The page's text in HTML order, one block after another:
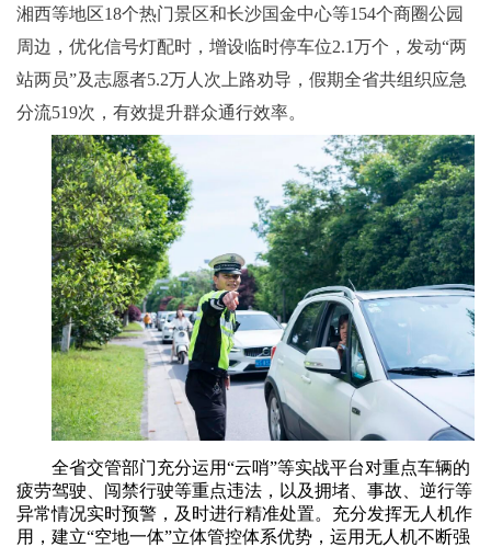
湘西等地区18个热门景区和长沙国金中心等154个商圈公园
周边，优化信号灯配时，增设临时停车位2.1万个，发动“两
站两员”及志愿者5.2万人次上路劝导，假期全省共组织应急
分流519次，有效提升群众通行效率。
全省交管部门充分运用“云哨”等实战平台对重点车辆的
疲劳驾驶、闯禁行驶等重点违法，以及拥堵、事故、逆行等
异常情况实时预警，及时进行精准处置。充分发挥无人机作
用，建立“空地一体”立体管控体系优势，运用无人机不断强